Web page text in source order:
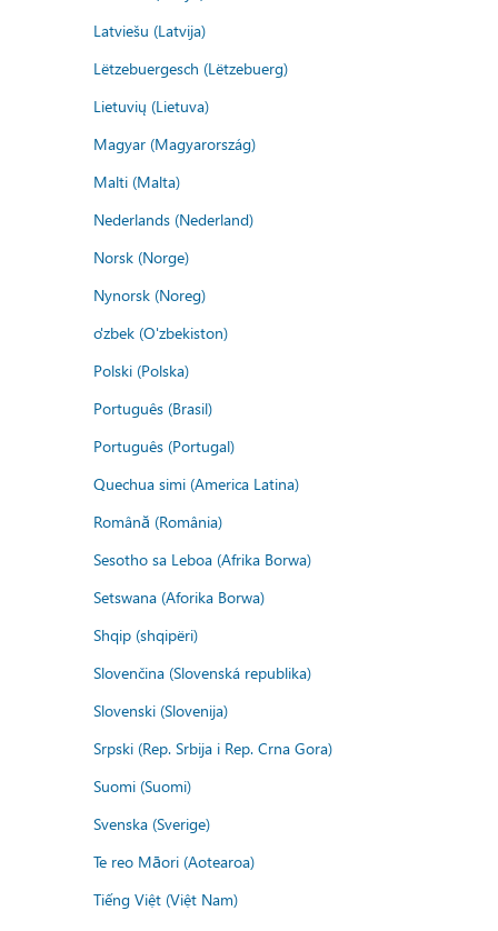
Latviešu (Latvija)
Lëtzebuergesch (Lëtzebuerg)
Lietuvių (Lietuva)
Magyar (Magyarország)
Malti (Malta)
Nederlands (Nederland)
Norsk (Norge)
Nynorsk (Noreg)
o'zbek (O'zbekiston)
Polski (Polska)
Português (Brasil)
Português (Portugal)
Quechua simi (America Latina)
Română (România)
Sesotho sa Leboa (Afrika Borwa)
Setswana (Aforika Borwa)
Shqip (shqipëri)
Slovenčina (Slovenská republika)
Slovenski (Slovenija)
Srpski (Rep. Srbija i Rep. Crna Gora)
Suomi (Suomi)
Svenska (Sverige)
Te reo Māori (Aotearoa)
Tiếng Việt (Việt Nam)